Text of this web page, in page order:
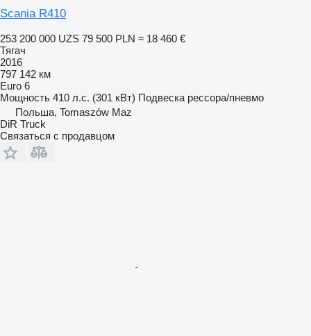
Scania R410
253 200 000 UZS 79 500 PLN ≈ 18 460 €
Тягач
2016
797 142 км
Euro 6
Мощность 410 л.с. (301 кВт) Подвеска рессора/пневмо
Польша, Tomaszów Maz
DiR Truck
Связаться с продавцом